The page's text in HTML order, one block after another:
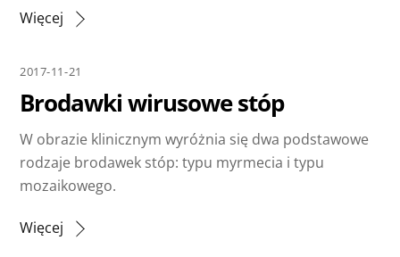
Więcej
2017-11-21
Brodawki wirusowe stóp
W obrazie klinicznym wyróżnia się dwa podstawowe
rodzaje brodawek stóp: typu myrmecia i typu
mozaikowego.
Więcej